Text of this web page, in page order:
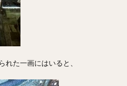
れた一画にはいると、